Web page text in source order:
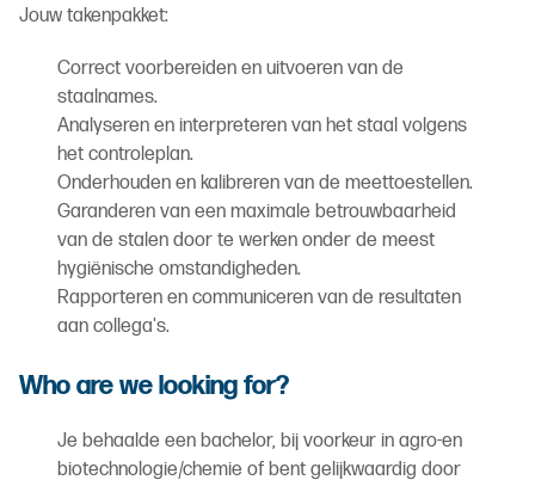
Jouw takenpakket:
Correct voorbereiden en uitvoeren van de
staalnames.
Analyseren en interpreteren van het staal volgens
het controleplan.
Onderhouden en kalibreren van de meettoestellen.
Garanderen van een maximale betrouwbaarheid
van de stalen door te werken onder de meest
hygiënische omstandigheden.
Rapporteren en communiceren van de resultaten
aan collega's.
Who are we looking for?
Je behaalde een bachelor, bij voorkeur in agro-en
biotechnologie/chemie of bent gelijkwaardig door